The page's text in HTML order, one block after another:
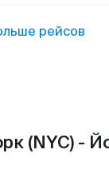
рейсов
(NYC) -